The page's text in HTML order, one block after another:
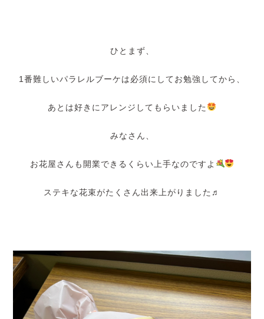
ひとまず、
1番難しいパラレルブーケは必須にしてお勉強してから、
あとは好きにアレンジしてもらいました
みなさん、
お花屋さんも開業できるくらい上手なのですよ
ステキな花束がたくさん出来上がりました♬